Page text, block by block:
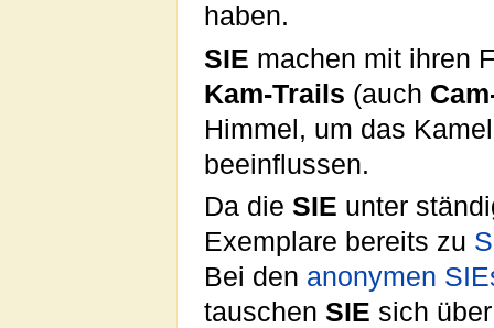
haben.
SIE machen mit ihren
Kam-Trails (auch
Himmel, um das
beeinflussen.
Da die SIE unter
Exemplare bereits zu
Bei den anonymen
tauschen SIE sich